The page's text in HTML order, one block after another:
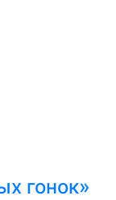
гонок»